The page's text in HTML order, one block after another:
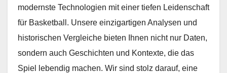
modernste Technologien mit einer tiefen Leidenschaft
für Basketball. Unsere einzigartigen Analysen und
historischen Vergleiche bieten Ihnen nicht nur Daten,
sondern auch Geschichten und Kontexte, die das
Spiel lebendig machen. Wir sind stolz darauf, eine